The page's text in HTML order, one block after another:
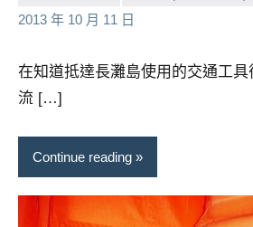
2013 年 10 月 11 日
小
No
在知道抵達長灘島使用的交通工
流 […]
Continue reading